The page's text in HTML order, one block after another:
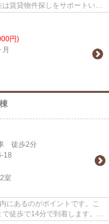
賃貸物件探しをサポートいた
円)
車 徒歩2分
18
2室
にあるのがポイントです。こ
徒歩で14分で到着します。当